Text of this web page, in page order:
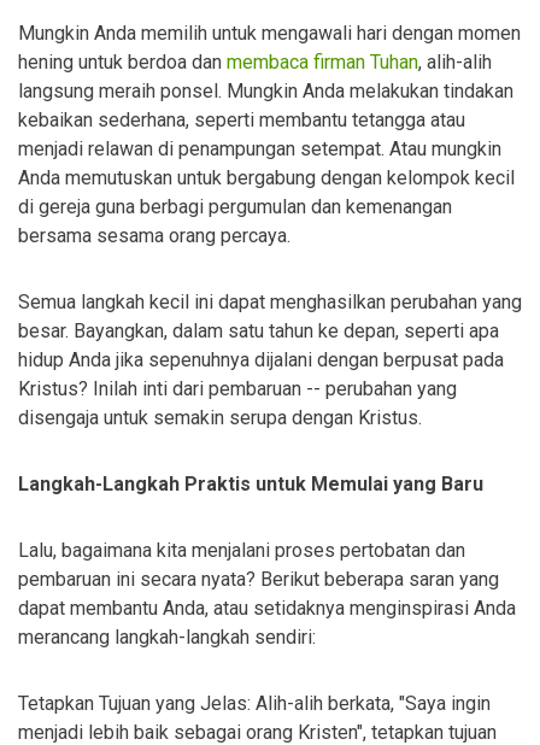
Mungkin Anda memilih untuk mengawali hari dengan momen
hening untuk berdoa dan membaca firman Tuhan, alih-alih
langsung meraih ponsel. Mungkin Anda melakukan tindakan
kebaikan sederhana, seperti membantu tetangga atau
menjadi relawan di penampungan setempat. Atau mungkin
Anda memutuskan untuk bergabung dengan kelompok kecil
di gereja guna berbagi pergumulan dan kemenangan
bersama sesama orang percaya.
Semua langkah kecil ini dapat menghasilkan perubahan yang
besar. Bayangkan, dalam satu tahun ke depan, seperti apa
hidup Anda jika sepenuhnya dijalani dengan berpusat pada
Kristus? Inilah inti dari pembaruan -- perubahan yang
disengaja untuk semakin serupa dengan Kristus.
Langkah-Langkah Praktis untuk Memulai yang Baru
Lalu, bagaimana kita menjalani proses pertobatan dan
pembaruan ini secara nyata? Berikut beberapa saran yang
dapat membantu Anda, atau setidaknya menginspirasi Anda
merancang langkah-langkah sendiri:
Tetapkan Tujuan yang Jelas: Alih-alih berkata, "Saya ingin
menjadi lebih baik sebagai orang Kristen", tetapkan tujuan